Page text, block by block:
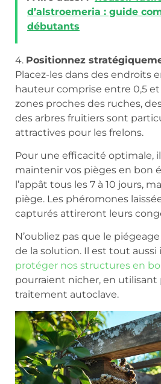
d’alstroemeria : guide
débutants
4. Positionnez
Placez-les dans des endroits
hauteur comprise entre 0,5 et
zones proches des ruches,
des arbres fruitiers sont
attractives pour les frelons.
Pour une efficacité optimale,
maintenir vos pièges en bon
l’appât tous les 7 à 10 jours,
piège. Les phéromones
capturés attireront leurs
N’oubliez pas que le
de la solution. Il est tout
protéger nos structures en
pourraient nicher, en utilisant
traitement autoclave.